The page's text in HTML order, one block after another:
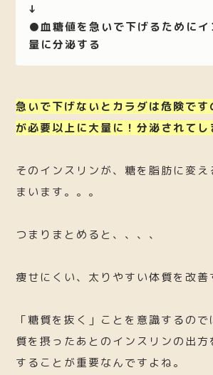
↓
●血糖値を急いで下げるためにイ
量に分泌する
急いで下げないとカラダは危険です
が必要以上に大量に！分泌されてし
そのインスリンが、糖を脂肪に変え
まいます。。。
つまりまとめると、、、、
痩せにくい、太りやすい体質を改善
「糖質を抜く」ことを意識するの
質を摂ったあとのインスリンの出
することが重要なんですよね。